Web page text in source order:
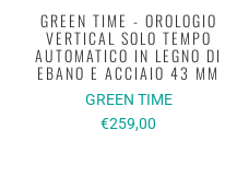
GREEN TIME - OROLOGIO
VERTICAL SOLO TEMPO
AUTOMATICO IN LEGNO DI
EBANO E ACCIAIO 43 MM
GREEN TIME
€259,00